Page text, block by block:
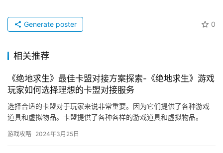
0
Generate poster
相关推荐
《绝地求生》最佳卡盟对接方案探索-《绝地求生》游戏
玩家如何选择理想的卡盟对接服务
选择合适的卡盟对于玩家来说非常重要。因为它们提供了各种游戏
道具和虚拟物品。卡盟提供了各种各样的游戏道具和虚拟物品。
游戏攻略 2024年3月25日